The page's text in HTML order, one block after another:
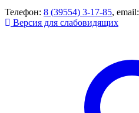
Телефон: 8 (39554) 3-17-85, email:
Версия для слабовидящих